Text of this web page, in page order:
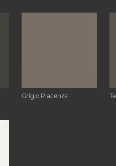
Grigio Piacenza